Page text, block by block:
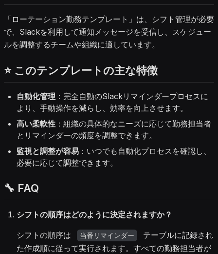
「ローテーション勤務テンプレート」は、シフト管理が必要
で、Slackを利用して通知メッセージを受信し、スケジュー
ルを調整するチームや組織に適しています。
⭐ このテンプレートの主な特徴
自動化管理 ：完全自動のSlackリマインダープロセスに
より、手動操作を減らし、効率を向上させます。
高い柔軟性 ：組織の具体的なニーズに応じて勤務担当者
とリマインダーの頻度を調整できます。
監視と調整が容易 ：いつでも自動化プロセスを確認し、
必要に応じて調整できます。
🔧 FAQ
シフトの順序はどのように決定されますか？
シフトの順序は 当番リマインダー
テーブルに記録され
た作成順に従って実行されます。すべての勤務担当者が